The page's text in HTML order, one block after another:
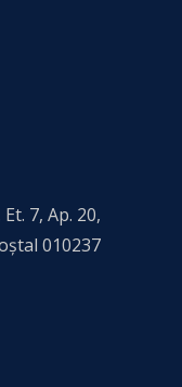
7, Ap. 20,
010237